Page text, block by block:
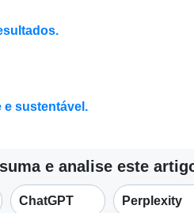
e sustentável.
e analise este
ChatGPT Perplexity